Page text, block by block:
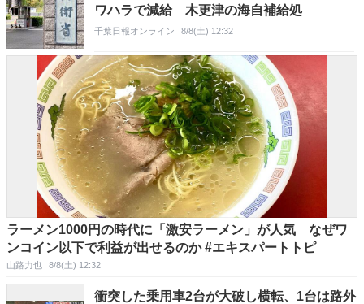
ワハラで減給 木更津の海自補給処
千葉日報オンライン 8/8(土) 12:32
ラーメン1000円の時代に「激安ラーメン」が人気 なぜワ
ンコイン以下で利益が出せるのか #エキスパートトピ
山路力也 8/8(土) 12:32
衝突した乗用車2台が大破し横転、1台は路外